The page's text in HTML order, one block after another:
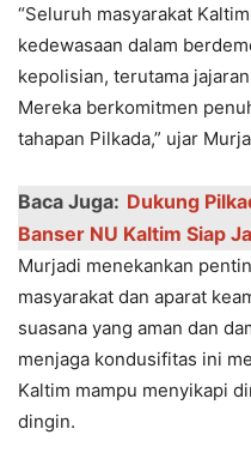
“Seluruh masyarakat
kedewasaan dalam
kepolisian, terutama
Mereka berkomitmen
tahapan Pilkada,” ujar
Baca Juga: Dukung
Banser NU Kaltim Siap
Murjadi menekankan
masyarakat dan aparat
suasana yang aman dan
menjaga kondusifitas ini
Kaltim mampu menyikapi
dingin.